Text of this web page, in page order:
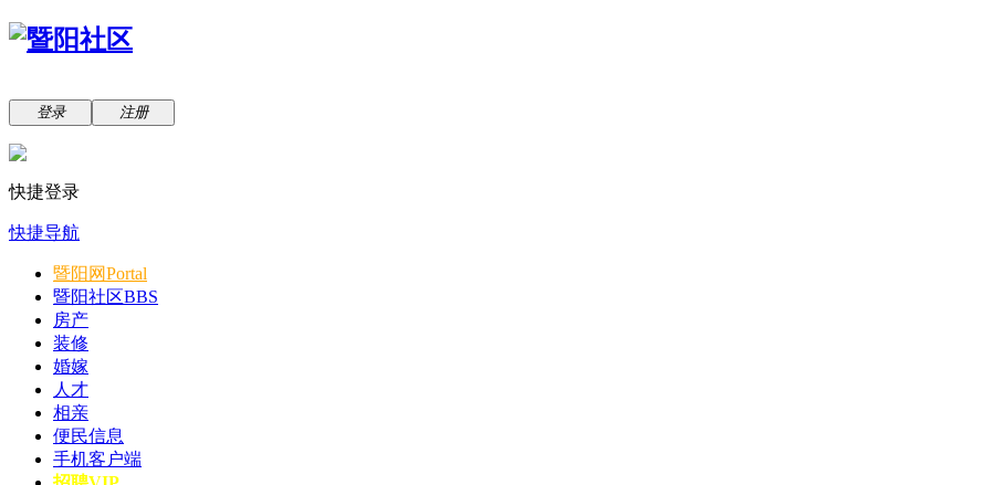
登录 注册
快捷登录
快捷导航
暨阳网Portal
暨阳社区BBS
房产
装修
婚嫁
人才
相亲
便民信息
手机客户端